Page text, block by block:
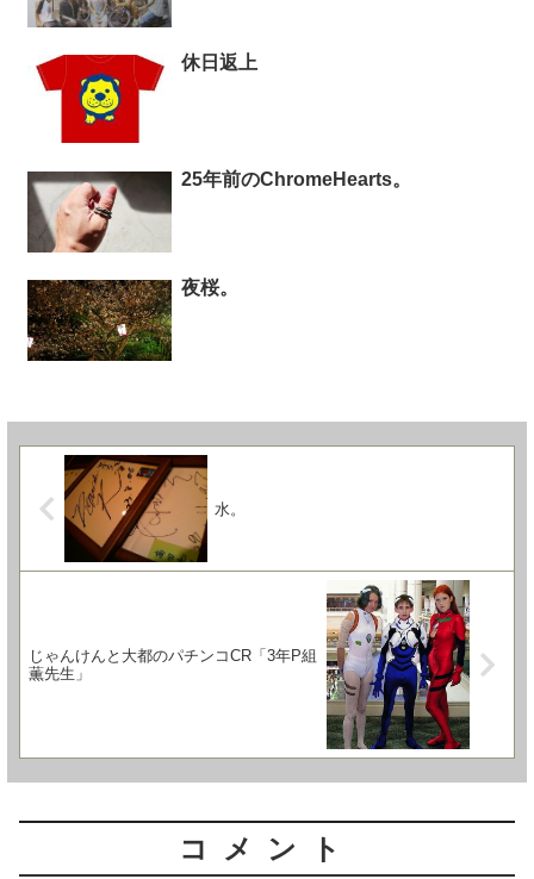
休日返上
25年前のChromeHearts。
夜桜。
水。
じゃんけんと大都のパチンコCR「3年P組
薫先生」
コメント